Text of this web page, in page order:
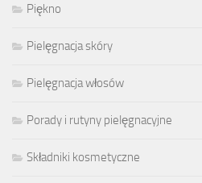
Piękno
Pielęgnacja skóry
Pielęgnacja włosów
Porady i rutyny pielęgnacyjne
Składniki kosmetyczne